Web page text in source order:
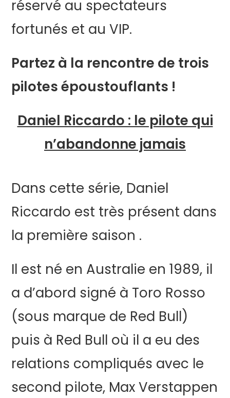
réservé au spectateurs
fortunés et au VIP.
Partez à la rencontre de trois
pilotes époustouflants !
Daniel Riccardo : le pilote qui
n’abandonne jamais
Dans cette série, Daniel
Riccardo est très présent dans
la première saison .
Il est né en Australie en 1989, il
a d’abord signé à Toro Rosso
(sous marque de Red Bull)
puis à Red Bull où il a eu des
relations compliqués avec le
second pilote, Max Verstappen